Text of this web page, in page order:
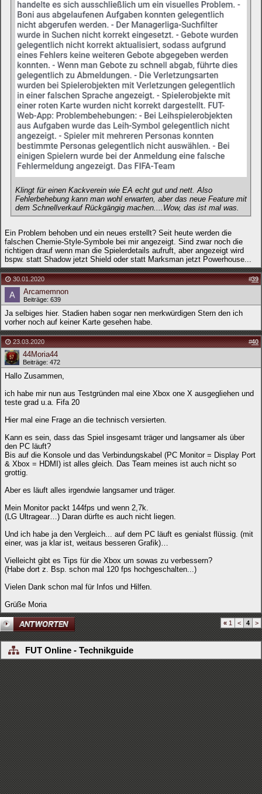
Klingt für einen Kackverein wie EA echt gut und nett. Also
Fehlerbehebung kann man wohl erwarten, aber das neue Feature mit
dem Schnellverkauf Rückgängig machen....Wow, das ist mal was.
Ein Problem behoben und ein neues erstellt? Seit heute werden die
falschen Chemie-Style-Symbole bei mir angezeigt. Sind zwar noch die
richtigen drauf wenn man die Spielerdetails aufruft, aber angezeigt wird
bspw. statt Shadow jetzt Shield oder statt Marksman jetzt Powerhouse...
30.01.2020 #39
Arcamemnon
Beiträge: 639
Ja selbiges hier. Stadien haben sogar nen merkwürdigen Stern den ich
vorher noch auf keiner Karte gesehen habe.
23.03.2020 #40
44Moria44
Beiträge: 472
Hallo Zusammen,
ich habe mir nun aus Testgründen mal eine Xbox one X ausgegliehen und
teste grad u.a. Fifa 20
Hier mal eine Frage an die technisch versierten.
Kann es sein, dass das Spiel insgesamt träger und langsamer als über
den PC läuft?
Bis auf die Konsole und das Verbindungskabel (PC Monitor = Display Port
& Xbox = HDMI) ist alles gleich. Das Team meines ist auch nicht so
grottig.
Aber es läuft alles irgendwie langsamer und träger.
Mein Monitor packt 144fps und wenn 2,7k.
(LG Ultragear…) Daran dürfte es auch nicht liegen.
Und ich habe ja den Vergleich... auf dem PC läuft es genialst flüssig. (mit
einer, was ja klar ist, weitaus besseren Grafik)…
Vielleicht gibt es Tips für die Xbox um sowas zu verbessern?
(Habe dort z. Bsp. schon mal 120 fps hochgeschalten...)
Vielen Dank schon mal für Infos und Hilfen.
Grüße Moria
« 1 < 4 >
FUT Online - Technikguide